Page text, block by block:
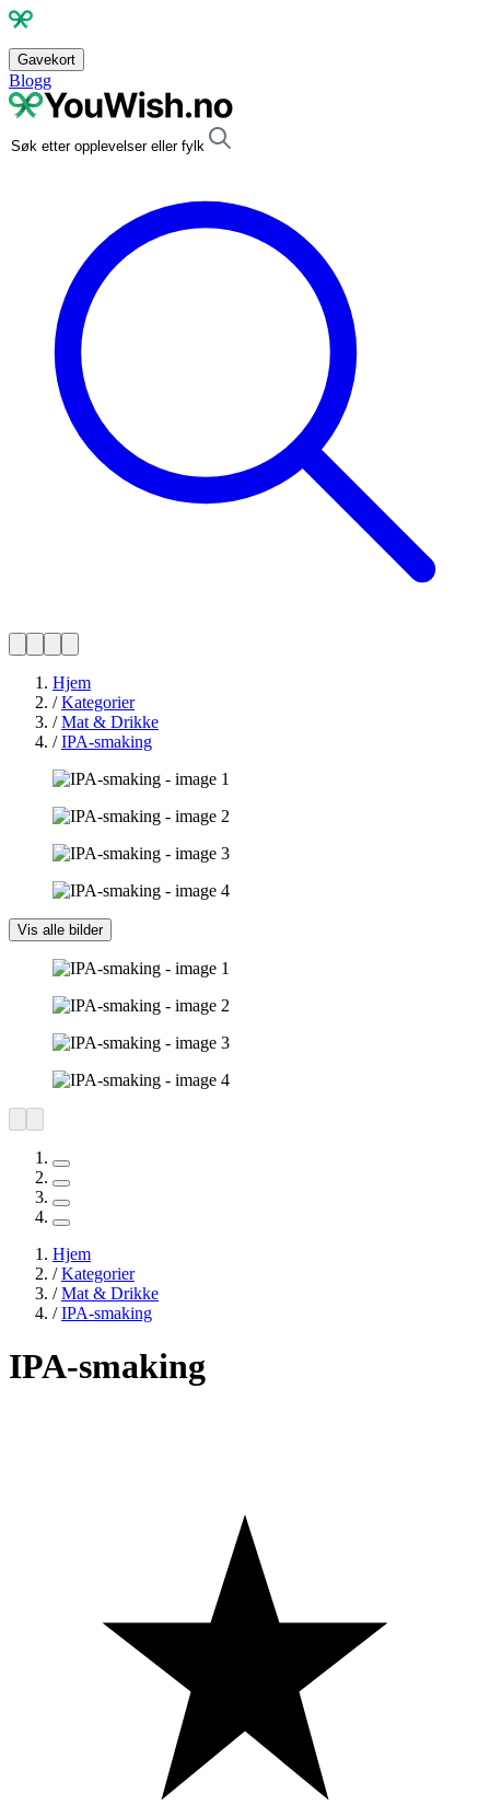
Gavekort
Blogg
Hjem
/Kategorier
/Mat & Drikke
/IPA-smaking
Vis alle bilder
Hjem
/Kategorier
/Mat & Drikke
/IPA-smaking
IPA-smaking